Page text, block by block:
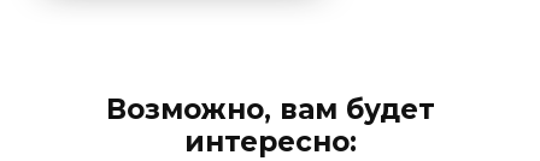
Возможно, вам будет
интересно: